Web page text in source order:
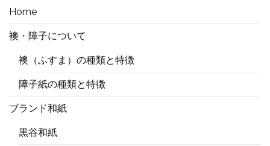
Home
襖・障子について
襖（ふすま）の種類と特徴
障子紙の種類と特徴
ブランド和紙
黒谷和紙